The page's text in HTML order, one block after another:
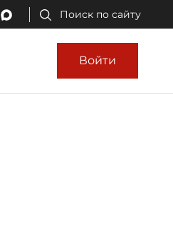
Поиск по сайту
Войти